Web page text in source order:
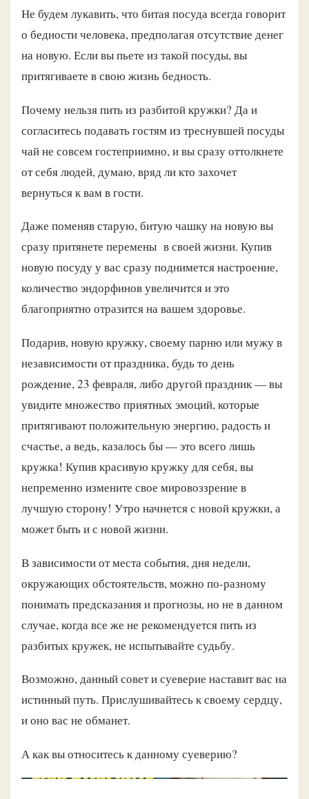
Не будем лукавить, что битая посуда всегда говорит
о бедности человека, предполагая отсутствие денег
на новую. Если вы пьете из такой посуды, вы
притягиваете в свою жизнь бедность.
Почему нельзя пить из разбитой кружки? Да и
согласитесь подавать гостям из треснувшей посуды
чай не совсем гостеприимно, и вы сразу оттолкнете
от себя людей, думаю, вряд ли кто захочет
вернуться к вам в гости.
Даже поменяв старую, битую чашку на новую вы
сразу притянете перемены в своей жизни. Купив
новую посуду у вас сразу поднимется настроение,
количество эндорфинов увеличится и это
благоприятно отразится на вашем здоровье.
Подарив, новую кружку, своему парню или мужу в
независимости от праздника, будь то день
рождение, 23 февраля, либо другой праздник — вы
увидите множество приятных эмоций, которые
притягивают положительную энергию, радость и
счастье, а ведь, казалось бы — это всего лишь
кружка! Купив красивую кружку для себя, вы
непременно измените свое мировоззрение в
лучшую сторону! Утро начнется с новой кружки, а
может быть и с новой жизни.
В зависимости от места события, дня недели,
окружающих обстоятельств, можно по-разному
понимать предсказания и прогнозы, но не в данном
случае, когда все же не рекомендуется пить из
разбитых кружек, не испытывайте судьбу.
Возможно, данный совет и суеверие наставит вас на
истинный путь. Прислушивайтесь к своему сердцу,
и оно вас не обманет.
А как вы относитесь к данному суеверию?